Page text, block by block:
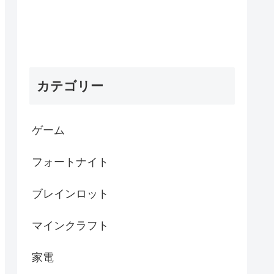
カテゴリー
ゲーム
フォートナイト
ブレインロット
マインクラフト
家電